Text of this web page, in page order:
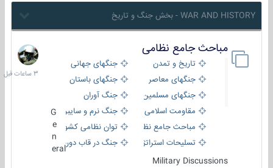
WAR AND HISTORY - بخش جنگ و تاریخ
مباحث جامع نظامی
تاریخ و تمدن
جنگهای جهانی
جنگهای معاصر
جنگهای باستان
جنگهای مسلمین
جنگ آوران
مقاومت اسلامی
جنگ نرم و سایبری
مباحث جامع نظامی
توان نظامی کشورها
تسلیحات استراتژیک
جنگ در قاب دوربین
eral
Military Discussions
3
ساعات
قبل